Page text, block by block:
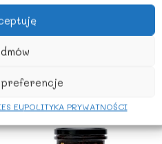
EUPOLITYKA PRYWATNOŚCI